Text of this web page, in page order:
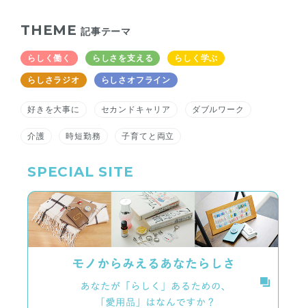
THEME 記事テーマ
らしく働く らしさを支える らしく学ぶ
らしさラジオ らしさオフライン
好きを大事に セカンドキャリア ダブルワーク
介護 時短勤務 子育てと両立
SPECIAL SITE